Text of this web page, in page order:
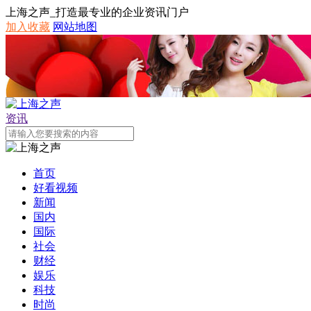
上海之声_打造最专业的企业资讯门户
加入收藏 网站地图
资讯
首页
好看视频
新闻
国内
国际
社会
财经
娱乐
科技
时尚